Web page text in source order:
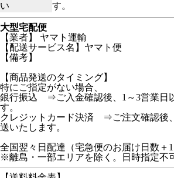
い
す。
大型宅配便
【業者】 ヤマト運輸
【配送サービス名】ヤマト便
【備考】
【商品発送のタイミング】
特にご指定がない場合、
銀行振込 ⇒ご入金確認後、1～3営業日
す。
クレジットカード決済 ⇒ご注文確認後
送いたします。
全国翌々日配達（宅急便のお届け日数＋1
※離島・一部エリアを除く。日時指定不